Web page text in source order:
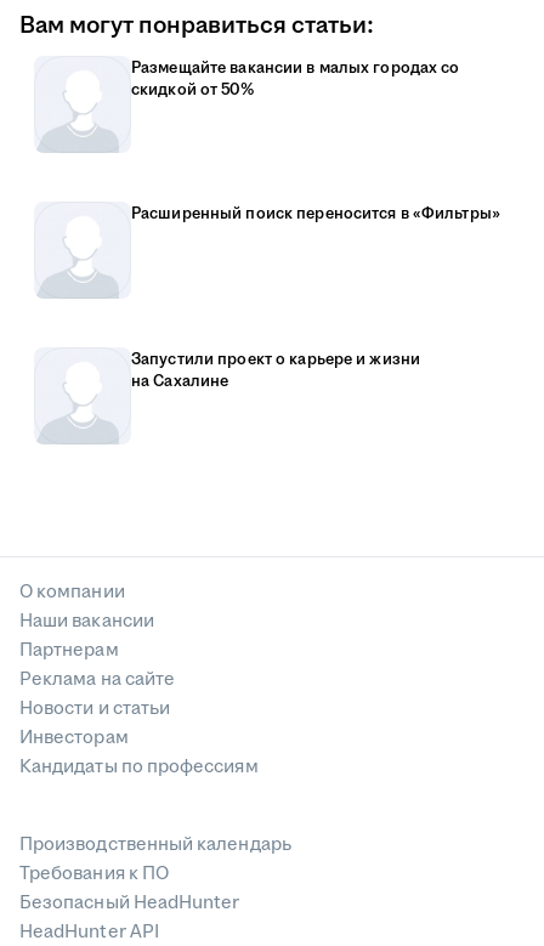
Вам могут понравиться статьи:
Размещайте вакансии в малых городах со
скидкой от 50%
Расширенный поиск переносится в «Фильтры»
Запустили проект о карьере и жизни
на Сахалине
О компании
Наши вакансии
Партнерам
Реклама на сайте
Новости и статьи
Инвесторам
Кандидаты по профессиям
Производственный календарь
Требования к ПО
Безопасный HeadHunter
HeadHunter API